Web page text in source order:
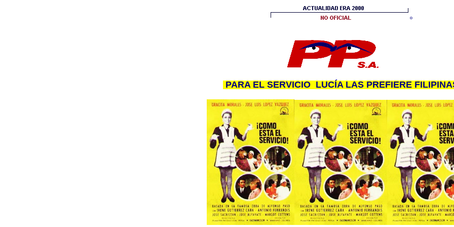
º
PARA EL SERVICIO LUCÍA LAS PREFIERE